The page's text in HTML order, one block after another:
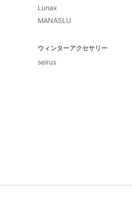
Lunax
MANASLU
ウィンターアクセサリー
seirus